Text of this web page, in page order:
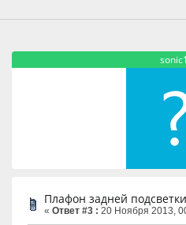
Плафон задней
« Ответ #3 : 20 Ноября 2013,